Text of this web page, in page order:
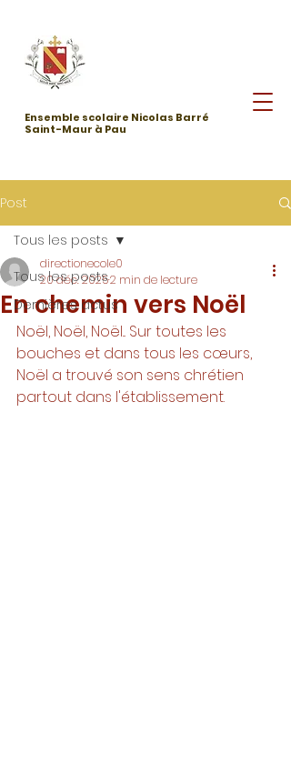
Ensemble scolaire Nicolas Barré
Saint-Maur à Pau
Post
Tous les posts
Dernières actus
Tous les posts
En chemin vers Noël
directionecole0
20 déc. 20252 min de lecture
Noël, Noël, Noël... Sur toutes les
bouches et dans tous les cœurs,
Noël a trouvé son sens chrétien
partout dans l'établissement.